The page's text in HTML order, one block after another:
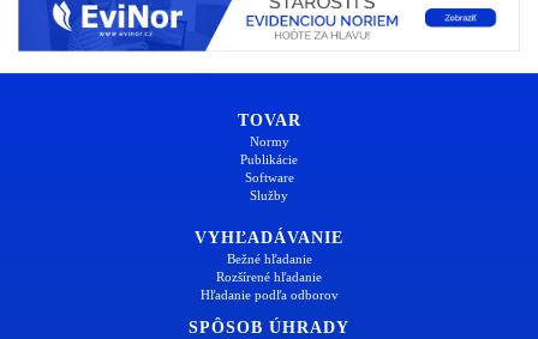
TOVAR
Normy
Publikácie
Software
Služby
VYHĽADÁVANIE
Bežné hľadanie
Rozšírené hľadanie
Hľadanie podľa odborov
SPÔSOB ÚHRADY